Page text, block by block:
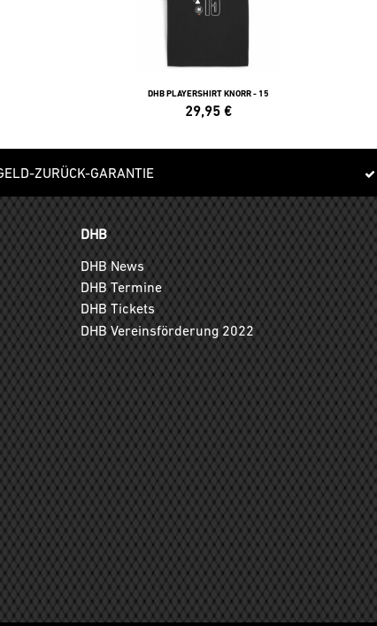
DHB PLAYERSHIRT KNORR - 15
29,95 €
ZURÜCK-GARANTIE
DHB
DHB News
DHB Termine
DHB Tickets
DHB Vereinsförderung 2022